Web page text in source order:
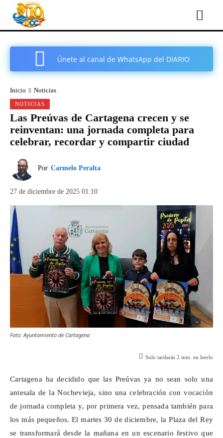
Únete al canal de WhatsApp del DIARIO
Inicio Noticias
NOTICIAS
Las Preúvas de Cartagena crecen y se
reinventan: una jornada completa para
celebrar, recordar y compartir ciudad
Por Carmelo Peralta
27 de diciembre de 2025 01:10
Foto: Ayuntamiento de Cartagena
Solo tardarás 2 min. en leerlo
Cartagena ha decidido que las Preúvas ya no sean solo una
antesala de la Nochevieja, sino una celebración con vocación
de jornada completa y, por primera vez, pensada también para
los más pequeños. El martes 30 de diciembre, la Plaza del Rey
se transformará desde la mañana en un escenario festivo que